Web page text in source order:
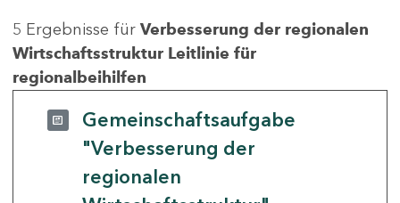
5 Ergebnisse für Verbesserung der regionalen
Wirtschaftsstruktur Leitlinie für
regionalbeihilfen
Gemeinschaftsaufgabe
"Verbesserung der
regionalen